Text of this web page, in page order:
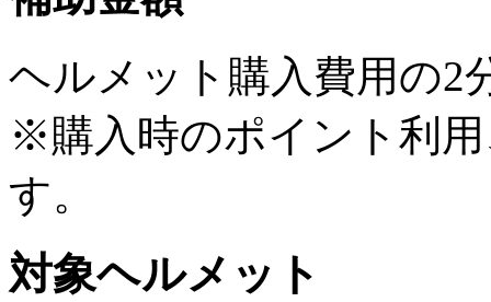
ヘルメット購入費用の2
※購入時のポイント利
す。
対象ヘルメット